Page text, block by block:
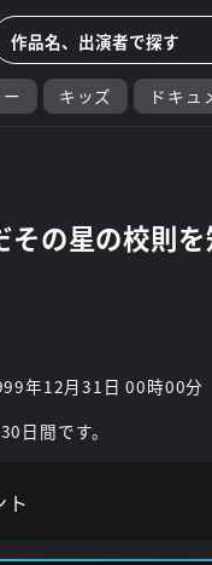
キッズ ドキュ
の星の校則を
年12月31日 00時00分
日間です。
ト